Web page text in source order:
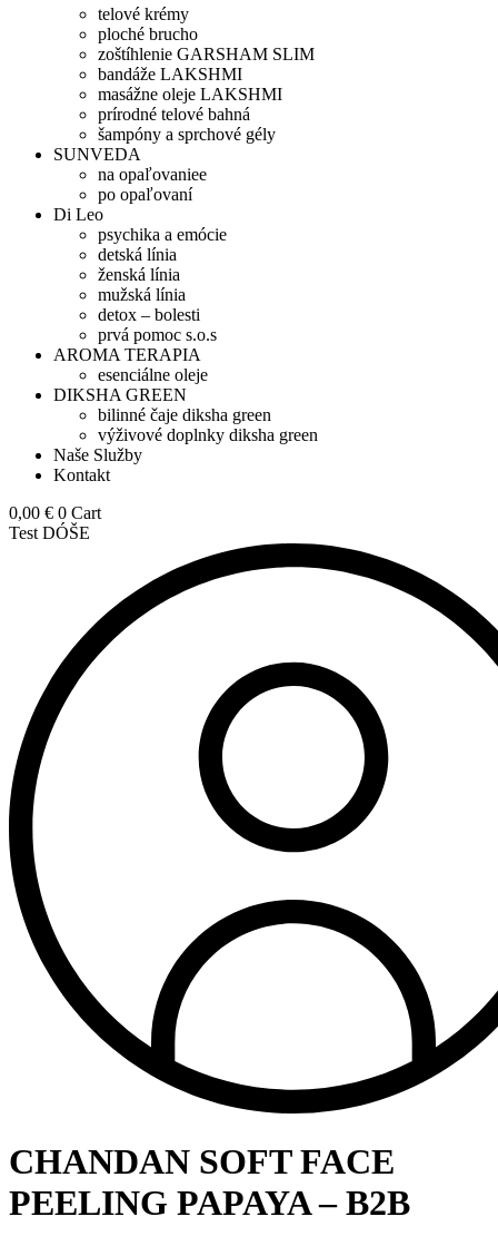
telové krémy
ploché brucho
zoštíhlenie GARSHAM SLIM
bandáže LAKSHMI
masážne oleje LAKSHMI
prírodné telové bahná
šampóny a sprchové gély
SUNVEDA
na opaľovaniee
po opaľovaní
Di Leo
psychika a emócie
detská línia
ženská línia
mužská línia
detox – bolesti
prvá pomoc s.o.s
AROMA TERAPIA
esenciálne oleje
DIKSHA GREEN
bilinné čaje diksha green
výživové doplnky diksha green
Naše Služby
Kontakt
0,00 € 0 Cart
Test DÓŠE
CHANDAN SOFT FACE
PEELING PAPAYA – B2B